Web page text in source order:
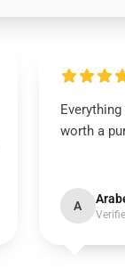
worth a
A